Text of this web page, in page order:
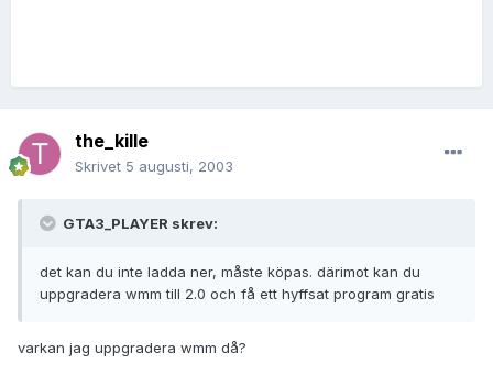
the_kille
Skrivet 5 augusti, 2003
GTA3_PLAYER skrev:
det kan du inte ladda ner, måste köpas. därimot kan du
uppgradera wmm till 2.0 och få ett hyffsat program gratis
varkan jag uppgradera wmm då?